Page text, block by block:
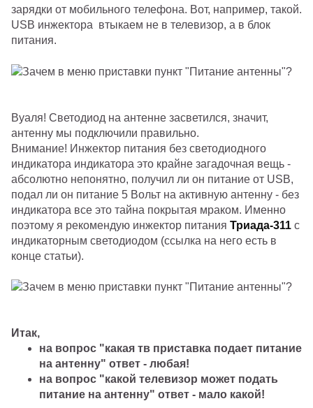
зарядки от мобильного телефона. Вот, например, такой.
USB инжектора втыкаем не в телевизор, а в блок
питания.
Вуаля! Светодиод на антенне засветился, значит,
антенну мы подключили правильно.
Внимание! Инжектор питания без светодиодного
индикатора индикатора это крайне загадочная вещь -
абсолютно непонятно, получил ли он питание от USB,
подал ли он питание 5 Вольт на активную антенну - без
индикатора все это тайна покрытая мраком. Именно
поэтому я рекомендую инжектор питания Триада-311 с
индикаторным светодиодом (ссылка на него есть в
конце статьи).
Итак,
на вопрос "какая тв приставка подает питание
на антенну" ответ - любая!
на вопрос "какой телевизор может подать
питание на антенну" ответ - мало какой!